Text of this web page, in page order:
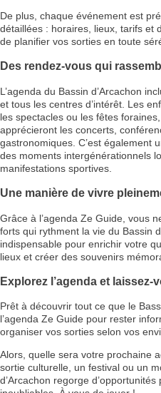
De plus, chaque événement est
détaillées : horaires, lieux, tarifs et
de planifier vos sorties en toute
Des rendez-vous qui
L’agenda du Bassin d’Arcachon
et tous les centres d’intérêt. Les
les spectacles ou les fêtes
apprécieront les concerts,
gastronomiques. C’est également
des moments intergénérationnels
manifestations sportives.
Une manière de vivre
Grâce à l’agenda Ze Guide, vous
forts qui rythment la vie du Bassin
indispensable pour enrichir votre
lieux et créer des souvenirs
Explorez l’agenda et laissez-
Prêt à découvrir tout ce que le
l’agenda Ze Guide pour rester
organiser vos sorties selon vos
Alors, quelle sera votre prochaine
sortie culturelle, un festival ou un
d’Arcachon regorge